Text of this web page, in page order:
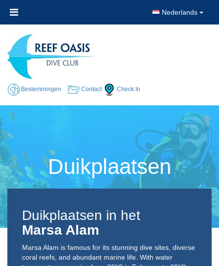
Nederlands
Bestemmingen Contact Check In
Duikplaatsen
Duikplaatsen in het
Marsa Alam
Marsa Alam is famous for its stunning dive sites, diverse
coral reefs, and abundant marine life. With water